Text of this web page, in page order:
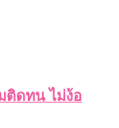
ติดทน ไม่ง้อ